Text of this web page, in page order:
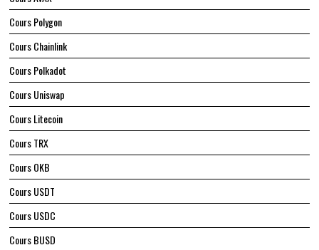
Cours Polygon
Cours Chainlink
Cours Polkadot
Cours Uniswap
Cours Litecoin
Cours TRX
Cours OKB
Cours USDT
Cours USDC
Cours BUSD